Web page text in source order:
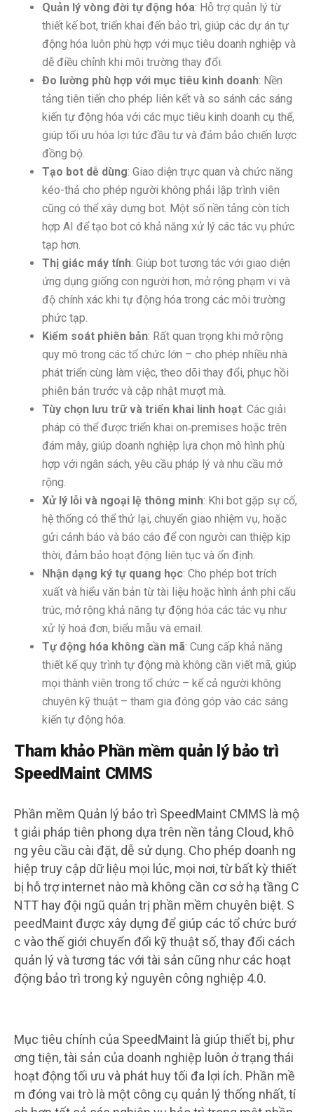
Quản lý vòng đời tự động hóa: Hỗ trợ quản lý từ
thiết kế bot, triển khai đến bảo trì, giúp các dự án tự
động hóa luôn phù hợp với mục tiêu doanh nghiệp và
dễ điều chỉnh khi môi trường thay đổi.
Đo lường phù hợp với mục tiêu kinh doanh: Nền
tảng tiên tiến cho phép liên kết và so sánh các sáng
kiến tự động hóa với các mục tiêu kinh doanh cụ thể,
giúp tối ưu hóa lợi tức đầu tư và đảm bảo chiến lược
đồng bộ.
Tạo bot dễ dùng: Giao diện trực quan và chức năng
kéo-thả cho phép người không phải lập trình viên
cũng có thể xây dựng bot. Một số nền tảng còn tích
hợp AI để tạo bot có khả năng xử lý các tác vụ phức
tạp hơn.
Thị giác máy tính: Giúp bot tương tác với giao diện
ứng dụng giống con người hơn, mở rộng phạm vi và
độ chính xác khi tự động hóa trong các môi trường
phức tạp.
Kiểm soát phiên bản: Rất quan trọng khi mở rộng
quy mô trong các tổ chức lớn – cho phép nhiều nhà
phát triển cùng làm việc, theo dõi thay đổi, phục hồi
phiên bản trước và cập nhật mượt mà.
Tùy chọn lưu trữ và triển khai linh hoạt: Các giải
pháp có thể được triển khai on‑premises hoặc trên
đám mây, giúp doanh nghiệp lựa chọn mô hình phù
hợp với ngân sách, yêu cầu pháp lý và nhu cầu mở
rộng.
Xử lý lỗi và ngoại lệ thông minh: Khi bot gặp sự cố,
hệ thống có thể thử lại, chuyển giao nhiệm vụ, hoặc
gửi cảnh báo và báo cáo để con người can thiệp kịp
thời, đảm bảo hoạt động liên tục và ổn định.
Nhận dạng ký tự quang học: Cho phép bot trích
xuất và hiểu văn bản từ tài liệu hoặc hình ảnh phi cấu
trúc, mở rộng khả năng tự động hóa các tác vụ như
xử lý hoá đơn, biểu mẫu và email.
Tự động hóa không cần mã: Cung cấp khả năng
thiết kế quy trình tự động mà không cần viết mã, giúp
mọi thành viên trong tổ chức – kể cả người không
chuyên kỹ thuật – tham gia đóng góp vào các sáng
kiến tự động hóa.
Tham khảo Phần mềm quản lý bảo trì
SpeedMaint CMMS
Phần mềm Quản lý bảo trì SpeedMaint CMMS là mộ
t giải pháp tiên phong dựa trên nền tảng Cloud, khô
ng yêu cầu cài đặt, dễ sử dụng. Cho phép doanh ng
hiệp truy cập dữ liệu mọi lúc, mọi nơi, từ bất kỳ thiết
bị hỗ trợ internet nào mà không cần cơ sở hạ tầng C
NTT hay đội ngũ quản trị phần mềm chuyên biệt. S
peedMaint được xây dựng để giúp các tổ chức bướ
c vào thế giới chuyển đổi kỹ thuật số, thay đổi cách
quản lý và tương tác với tài sản cũng như các hoạt
động bảo trì trong kỷ nguyên công nghiệp 4.0.
Mục tiêu chính của SpeedMaint là giúp thiết bị, phư
ơng tiện, tài sản của doanh nghiệp luôn ở trạng thái
hoạt động tối ưu và phát huy tối đa lợi ích. Phần mề
m đóng vai trò là một công cụ quản lý thống nhất, tí